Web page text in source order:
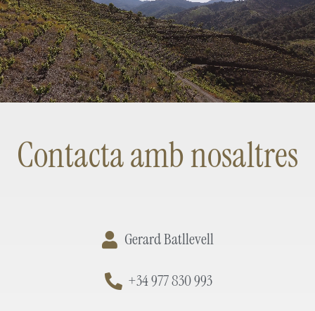
Contacta amb nosaltres
Gerard Batllevell
+34 977 830 993